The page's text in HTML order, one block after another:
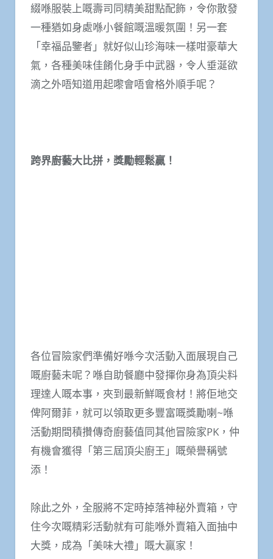
綴喺服裝上嘅壽司同精美甜點配飾，令你散發
一種猶如身處喺小餐館嘅溫暖氛圍！另一套
「幸福品鑒者」就好似山珍海味一樣咁豪華大
氣，各種美味佳餚化身手中武器，令人垂涎欲
滴之外唔知道用起嚟會唔會格外順手呢？
跨界廚藝大比拼，獎勵輕鬆贏！
各位冒險家們準備好喺今次活動入面展現自己
嘅廚藝未呢？喺自助餐廳中發揮你身為頂尖料
理達人嘅本事，夾到最新鮮嘅食材！將佢地交
俾阿爾菲，就可以領取更多豐富嘅獎勵喇~喺
活動期間積攢傳奇廚藝值同其他冒險家PK，仲
有機會獲得「第三屆頂尖廚王」嘅榮譽稱號
添！
除此之外，全服將不定時掉落神秘外賣箱，守
住今次嘅精彩活動就有可能喺外賣箱入面抽中
大獎，成為「美味大禮」嘅大贏家！